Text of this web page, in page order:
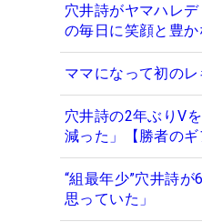
穴井詩がヤマハレ
の毎日に笑顔と豊か
ママになって初の
穴井詩の2年ぶりV
減った」【勝者のギ
“組最年少”穴井詩
思っていた」